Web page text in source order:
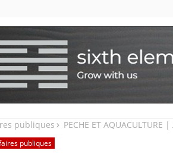
publiques PECHE ET
publiques